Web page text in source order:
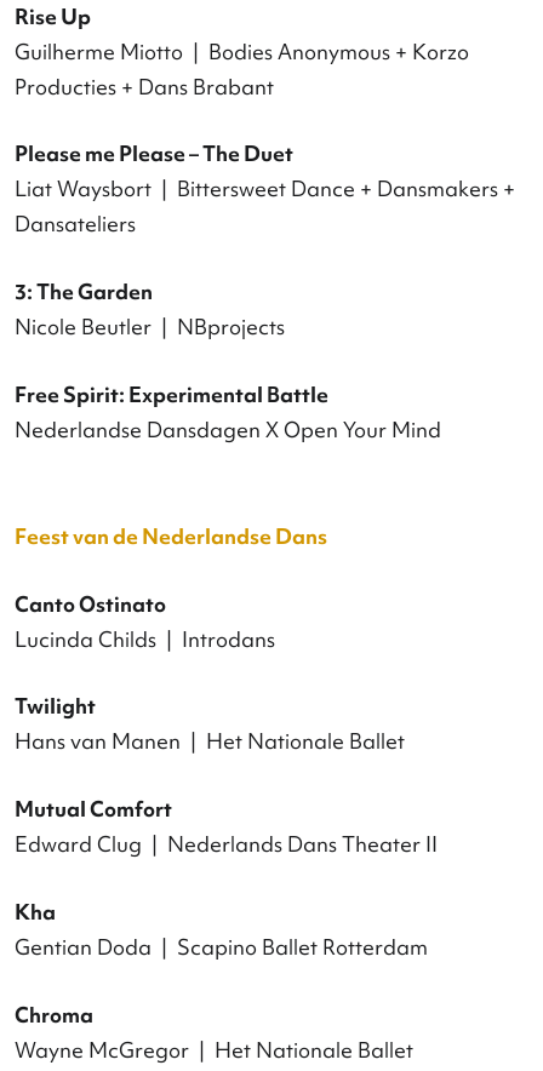
Inside Out
Conny Janssen | Conny Janssen Danst
Algemeen
Loïc Perela | Dansteliers
Tabea Martin
Mum’s the Word
Cecilia Moisio | Dansmakers Amsterdam
Jubel: Bronsttijd | Har(t)nas | This is the End
Alida Dors + Giulio D’Anna + Cecilia Moisio
Exhausting Space
Michele Rizzo | Frascati Producties +